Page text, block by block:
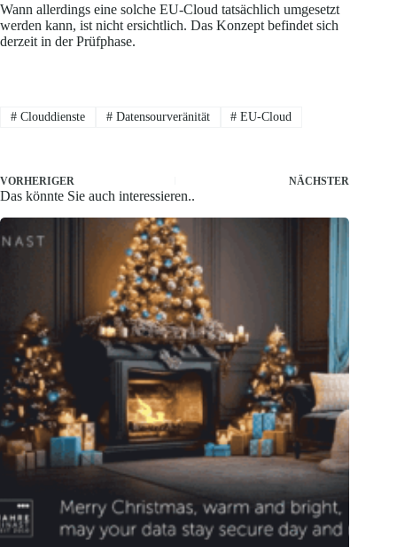
Wann allerdings eine solche EU-Cloud tatsächlich umgesetzt
werden kann, ist nicht ersichtlich. Das Konzept befindet sich
derzeit in der Prüfphase.
#Clouddienste #Datensourveränität # EU-Cloud
VORHERIGER NÄCHSTER
Das könnte Sie auch interessieren..